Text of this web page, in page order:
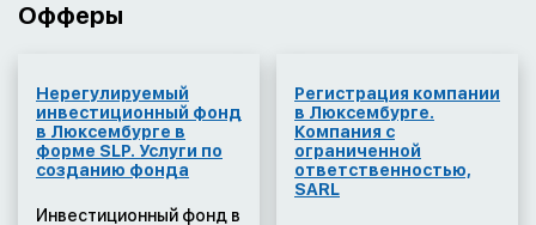
Офферы
Нерегулируемый
инвестиционный фонд
в Люксембурге в
форме SLP. Услуги по
созданию фонда
Инвестиционный фонд в
Регистрация компании
в Люксембурге.
Компания с
ограниченной
ответственностью,
SARL